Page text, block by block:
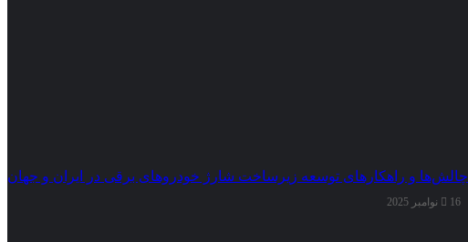
چالش‌ها و راهکارهای توسعه زیرساخت شارژ خودروهای برقی در ایران و جهان
16 نوامبر 2025